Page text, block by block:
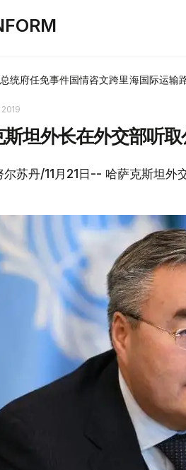
总统府任免事件国情咨文跨里海国际运输
2019
斯坦外长在外交部听
尔苏丹/11月21日-- 哈萨克斯坦外